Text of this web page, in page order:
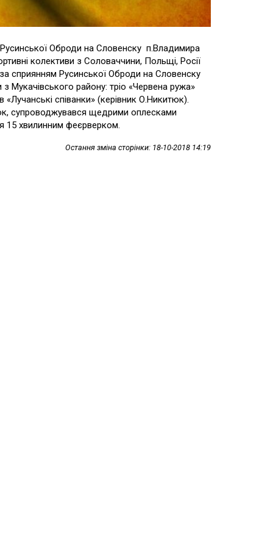
Оброди на Словенску п.Владимира
колективи з Соловаччини, Польщі, Росії
сприянням Русинської Оброди на Словенску
Мукачівського району: тріо «Червена ружа»
співанки» (керівник О.Никитюк).
супроводжувався щедрими оплесками
15 хвилинним феєрверком.
Остання зміна сторінки: 18-10-2018 14:19